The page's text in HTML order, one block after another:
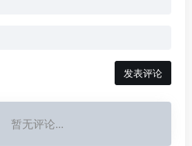
发表评论
暂无评论...